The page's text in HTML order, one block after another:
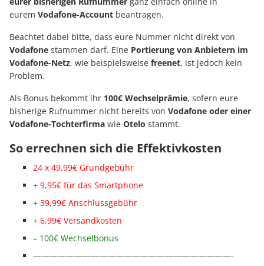
eurem Vodafone-Account beantragen.
Beachtet dabei bitte, dass eure Nummer nicht direkt von
Vodafone stammen darf. Eine Portierung von Anbietern im
Vodafone-Netz, wie beispielsweise freenet, ist jedoch kein
Problem.
Als Bonus bekommt ihr 100€ Wechselprämie, sofern eure
bisherige Rufnummer nicht bereits von Vodafone oder einer
Vodafone-Tochterfirma wie Otelo stammt.
So errechnen sich die Effektivkosten
24 x 49,99€ Grundgebühr
+ 9,95€ für das Smartphone
+ 39,99€ Anschlussgebühr
+ 6,99€ Versandkosten
– 100€ Wechselbonus
————————————————————————-